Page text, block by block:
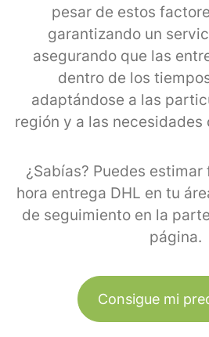
pesar de estos
garantizando un
asegurando que las
dentro de los
adaptándose a las
región y a las necesidades
¿Sabías? Puedes
hora entrega DHL en tu
de seguimiento en la
página.
Consigue mi